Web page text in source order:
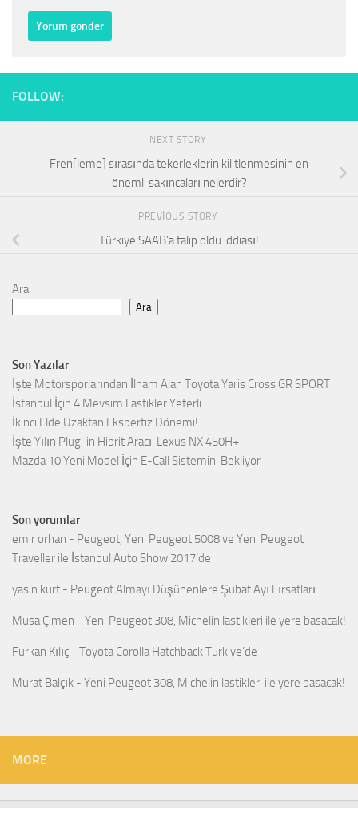
FOLLOW:
NEXT STORY
Fren[leme] sırasında tekerleklerin kilitlenmesinin en
önemli sakıncaları nelerdir?
PREVIOUS STORY
Türkiye SAAB’a talip oldu iddiası!
Ara
Ara
Son Yazılar
İşte Motorsporlarından İlham Alan Toyota Yaris Cross GR SPORT
İstanbul İçin 4 Mevsim Lastikler Yeterli
İkinci Elde Uzaktan Ekspertiz Dönemi!
İşte Yılın Plug-in Hibrit Aracı: Lexus NX 450H+
Mazda 10 Yeni Model İçin E-Call Sistemini Bekliyor
Son yorumlar
emir orhan - Peugeot, Yeni Peugeot 5008 ve Yeni Peugeot
Traveller ile İstanbul Auto Show 2017’de
yasin kurt - Peugeot Almayı Düşünenlere Şubat Ayı Fırsatları
Musa Çimen - Yeni Peugeot 308, Michelin lastikleri ile yere basacak!
Furkan Kılıç - Toyota Corolla Hatchback Türkiye’de
Murat Balçık - Yeni Peugeot 308, Michelin lastikleri ile yere basacak!
MORE